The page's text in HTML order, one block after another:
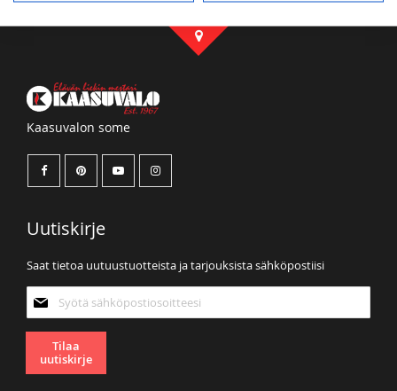
Kaasuvalon some
Uutiskirje
Saat tietoa uutuustuotteista ja tarjouksista sähköpostiisi
uutiskirjeemme:
Tilaa
uutiskirje